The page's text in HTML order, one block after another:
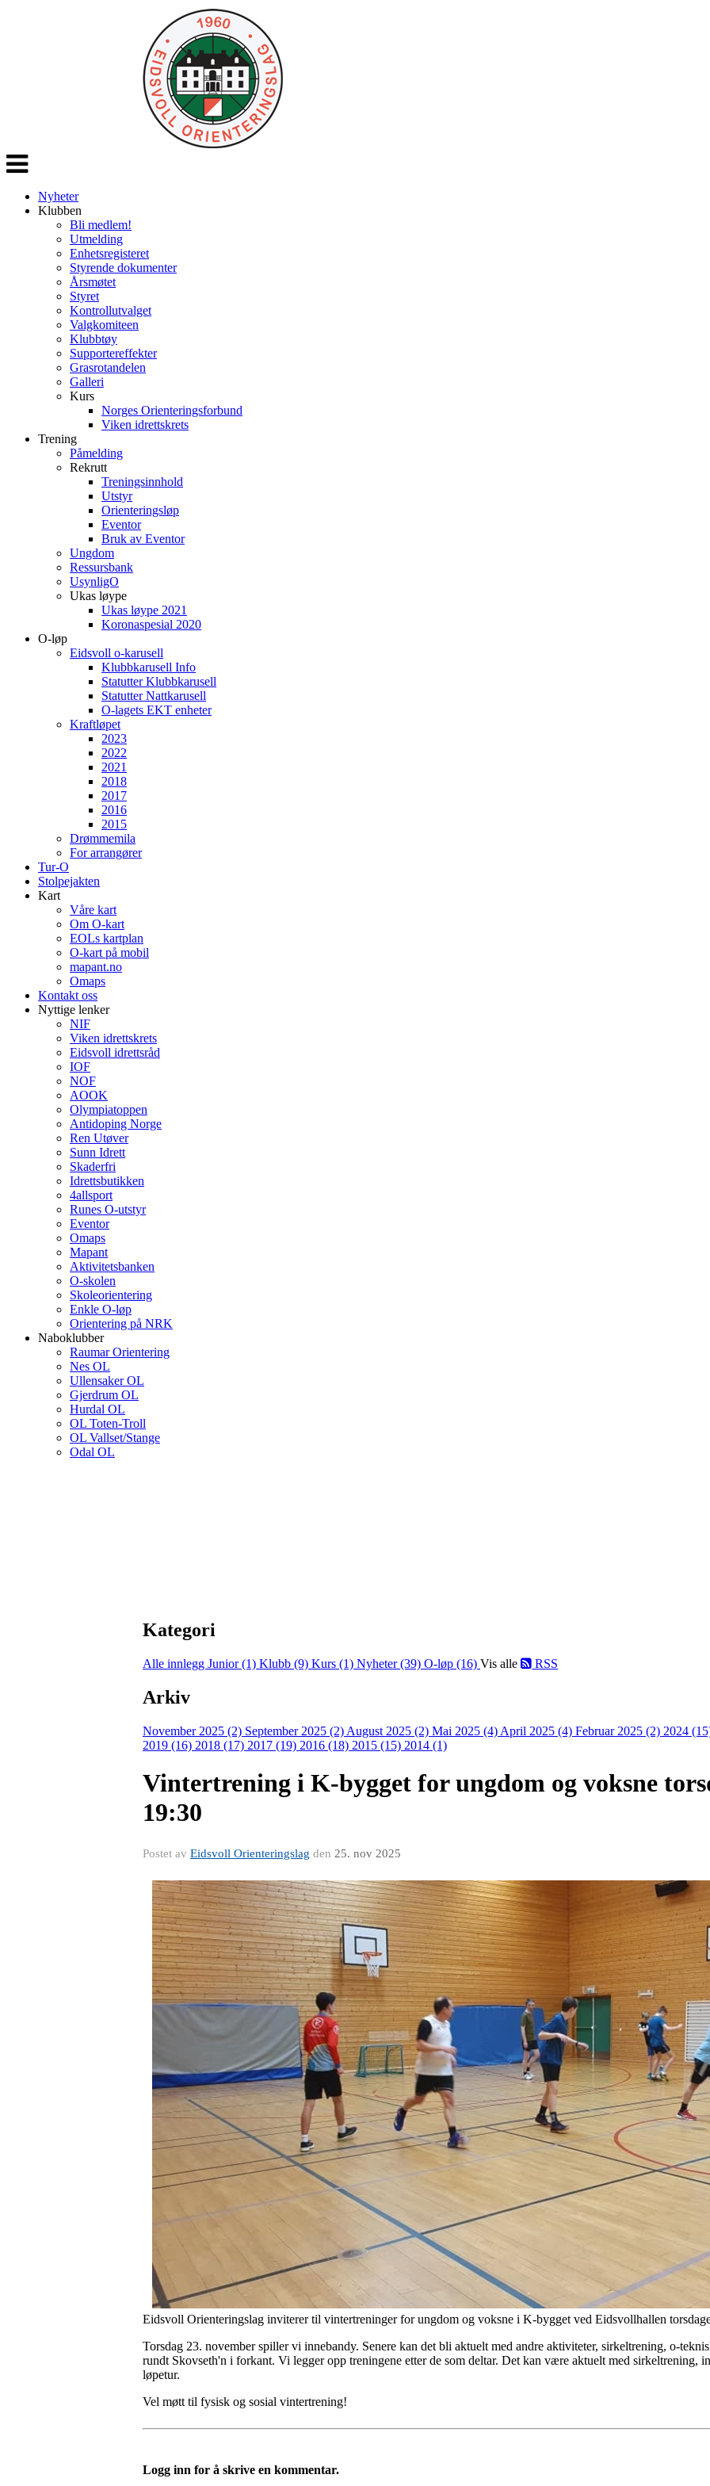
Veksle
navigasjon
Nyheter
Klubben
Bli medlem!
Utmelding
Enhetsregisteret
Styrende dokumenter
Årsmøtet
Styret
Kontrollutvalget
Valgkomiteen
Klubbtøy
Supportereffekter
Grasrotandelen
Galleri
Kurs
Norges Orienteringsforbund
Viken idrettskrets
Trening
Påmelding
Rekrutt
Treningsinnhold
Utstyr
Orienteringsløp
Eventor
Bruk av Eventor
Ungdom
Ressursbank
UsynligO
Ukas løype
Ukas løype 2021
Koronaspesial 2020
O-løp
Eidsvoll o-karusell
Klubbkarusell Info
Statutter Klubbkarusell
Statutter Nattkarusell
O-lagets EKT enheter
Kraftløpet
2023
2022
2021
2018
2017
2016
2015
Drømmemila
For arrangører
Tur-O
Stolpejakten
Kart
Våre kart
Om O-kart
EOLs kartplan
O-kart på mobil
mapant.no
Omaps
Kontakt oss
Nyttige lenker
NIF
Viken idrettskrets
Eidsvoll idrettsråd
IOF
NOF
AOOK
Olympiatoppen
Antidoping Norge
Ren Utøver
Sunn Idrett
Skaderfri
Idrettsbutikken
4allsport
Runes O-utstyr
Eventor
Omaps
Mapant
Aktivitetsbanken
O-skolen
Skoleorientering
Enkle O-løp
Orientering på NRK
Naboklubber
Raumar Orientering
Nes OL
Ullensaker OL
Gjerdrum OL
Hurdal OL
OL Toten-Troll
OL Vallset/Stange
Odal OL
Kategori
Alle innlegg Junior (1) Klubb (9) Kurs (1) Nyheter (39) O-løp (16) Vis alle RSS
Arkiv
November 2025 (2) September 2025 (2) August 2025 (2) Mai 2025 (4) April 2025 (4) Februar 2025 (2) 2024
2019 (16) 2018 (17) 2017 (19) 2016 (18) 2015 (15) 2014 (1)
Vintertrening i K-bygget for ungdom og voksne
19:30
Postet av Eidsvoll Orienteringslag den 25. nov 2025
Eidsvoll Orienteringslag inviterer til vintertreninger for ungdom og voksne i K-bygget ved Eidsvollhallen
Torsdag 23. november spiller vi innebandy. Senere kan det bli aktuelt med andre aktiviteter, sirkeltrening, o-
rundt Skovseth'n i forkant. Vi legger opp treningene etter de som deltar. Det kan være aktuelt med sirkeltrening,
løpetur.
Vel møtt til fysisk og sosial vintertrening!
Logg inn for å skrive en kommentar.